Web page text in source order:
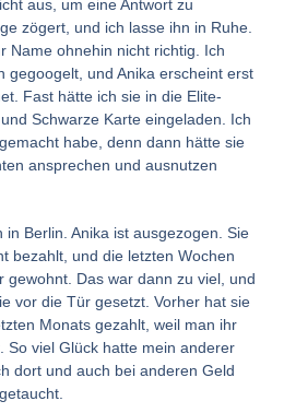
aus, um eine Antwort zu
zögert, und ich lasse ihn in Ruhe.
Name ohnehin nicht richtig. Ich
gegoogelt, und Anika erscheint erst
Fast hätte ich sie in die Elite-
Schwarze Karte eingeladen. Ich
habe, denn dann hätte sie
ansprechen und ausnutzen
Berlin. Anika ist ausgezogen. Sie
bezahlt, und die letzten Wochen
gewohnt. Das war dann zu viel, und
vor die Tür gesetzt. Vorher hat sie
Monats gezahlt, weil man ihr
So viel Glück hatte mein anderer
dort und auch bei anderen Geld